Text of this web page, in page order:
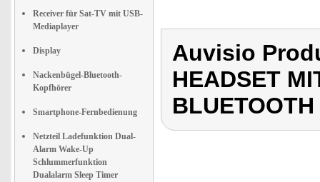
Receiver für Sat-TV mit USB-
Mediaplayer
Display
Nackenbügel-Bluetooth-
Kopfhörer
Smartphone-Fernbedienung
Netzteil Ladefunktion Dual-
Alarm Wake-Up
Schlummerfunktion
Dualalarm Sleep Timer
Auvisio
HEADSET
BLUETOOTH